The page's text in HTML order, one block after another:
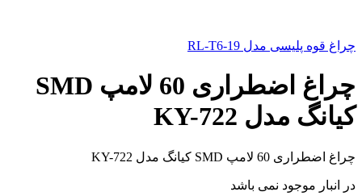
چراغ قوه پلیسی مدل RL-T6-19
چراغ اضطراری 60 لامپ SMD
کیانگ مدل KY-722
چراغ اضطراری 60 لامپ SMD کیانگ مدل KY-722
در انبار موجود نمی باشد